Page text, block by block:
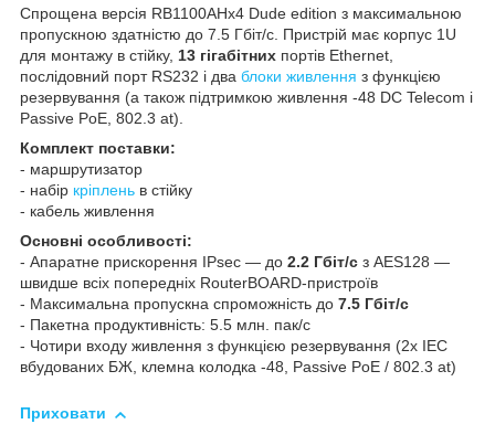
Спрощена версія RB1100AHx4 Dude edition з максимальною
пропускною здатністю до 7.5 Гбіт/с. Пристрій має корпус 1U
для монтажу в стійку, 13 гігабітних портів Ethernet,
послідовний порт RS232 і два блоки живлення з функцією
резервування (а також підтримкою живлення -48 DC Telecom і
Passive PoE, 802.3 at).
Комплект поставки:
- маршрутизатор
- набір кріплень в стійку
- кабель живлення
Основні особливості:
- Апаратне прискорення IPsec — до 2.2 Гбіт/с з AES128 —
швидше всіх попередніх RouterBOARD-пристроїв
- Максимальна пропускна спроможність до 7.5 Гбіт/с
- Пакетна продуктивність: 5.5 млн. пак/с
- Чотири входу живлення з функцією резервування (2x IEC
вбудованих БЖ, клемна колодка -48, Passive PoE / 802.3 at)
Приховати